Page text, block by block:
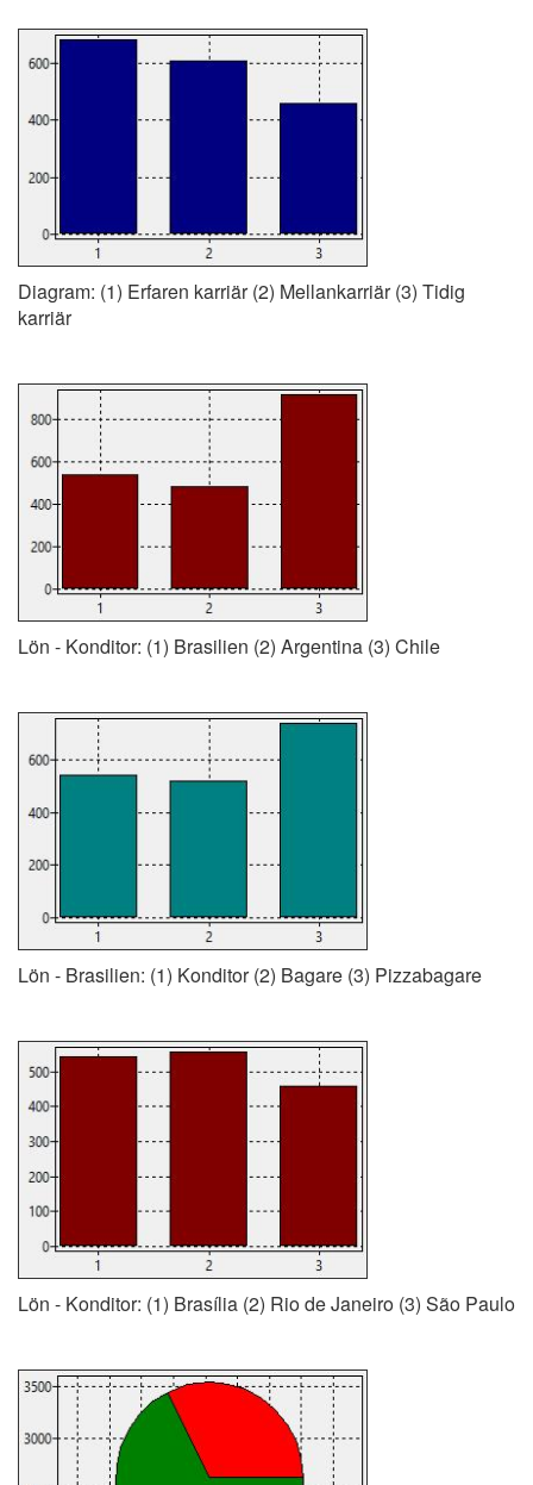
Diagram: (1) Erfaren karriär (2) Mellankarriär (3) Tidig
karriär
Lön - Konditor: (1) Brasilien (2) Argentina (3) Chile
Lön - Brasilien: (1) Konditor (2) Bagare (3) Pizzabagare
Lön - Konditor: (1) Brasília (2) Rio de Janeiro (3) São Paulo